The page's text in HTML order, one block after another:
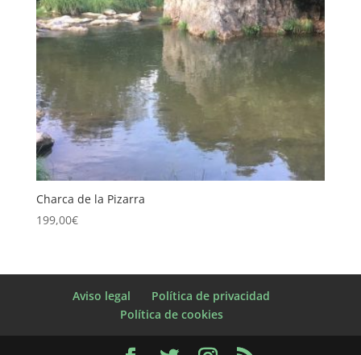
Charca de la Pizarra
199,00€
Aviso legal
Política de privacidad
Política de cookies